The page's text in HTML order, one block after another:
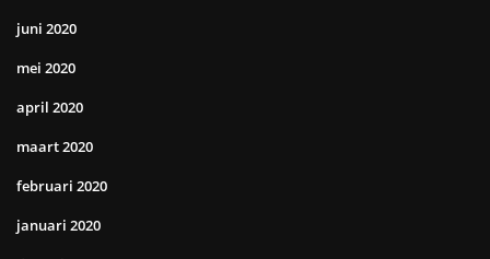
juni 2020
mei 2020
april 2020
maart 2020
februari 2020
januari 2020